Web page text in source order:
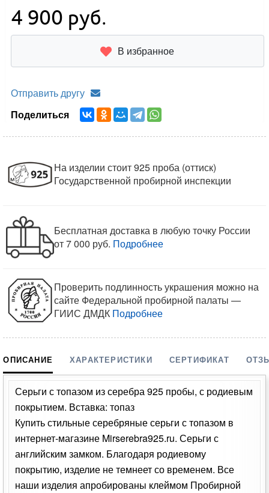
4 900 руб.
В избранное
Отправить другу
Поделиться
На изделии стоит 925 проба (оттиск)
Государственной пробирной инспекции
Бесплатная доставка в любую точку России
от 7 000 руб. Подробнее
Проверить подлинность украшения можно на
сайте Федеральной пробирной палаты —
ГИИС ДМДК Подробнее
ОПИСАНИЕ ХАРАКТЕРИСТИКИ СЕРТИФИКАТ
Серьги с топазом из серебра 925 пробы, с родиевым
покрытием. Вставка: топаз
Купить стильные серебряные серьги с топазом в
интернет-магазине Mirserebra925.ru. Серьги с
английским замком. Благодаря родиевому
покрытию, изделие не темнеет со временем. Все
наши изделия апробированы клеймом Пробирной